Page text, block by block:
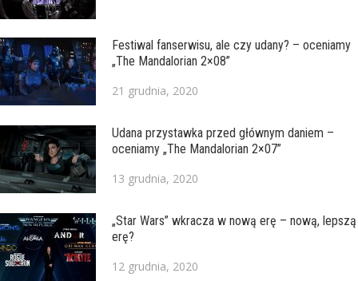
Festiwal fanserwisu, ale czy udany? – oceniamy
„The Mandalorian 2×08”
21 grudnia, 2020
Udana przystawka przed głównym daniem –
oceniamy „The Mandalorian 2×07”
13 grudnia, 2020
„Star Wars” wkracza w nową erę – nową, lepszą
erę?
12 grudnia, 2020